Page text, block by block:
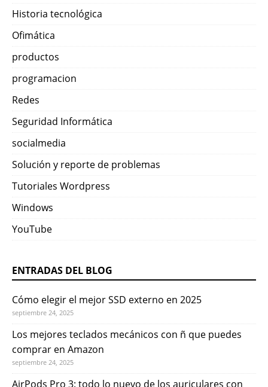
Historia tecnológica
Ofimática
productos
programacion
Redes
Seguridad Informática
socialmedia
Solución y reporte de problemas
Tutoriales Wordpress
Windows
YouTube
ENTRADAS DEL BLOG
Cómo elegir el mejor SSD externo en 2025
septiembre 24, 2025
Los mejores teclados mecánicos con ñ que puedes
comprar en Amazon
septiembre 24, 2025
AirPods Pro 3: todo lo nuevo de los auriculares con